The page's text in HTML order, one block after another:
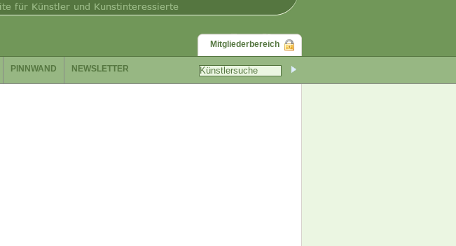
Mitgliederbereich
PINNWAND NEWSLETTER